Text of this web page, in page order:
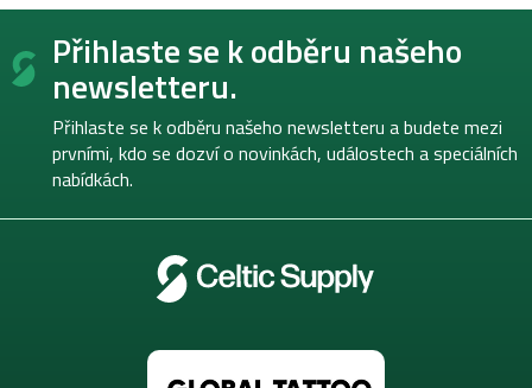
Z
Přihlaste se k odběru našeho
newsletteru.
Přihlaste se k odběru našeho newsletteru a budete mezi
prvními, kdo se dozví o novinkách, událostech a speciálních
nabídkách.